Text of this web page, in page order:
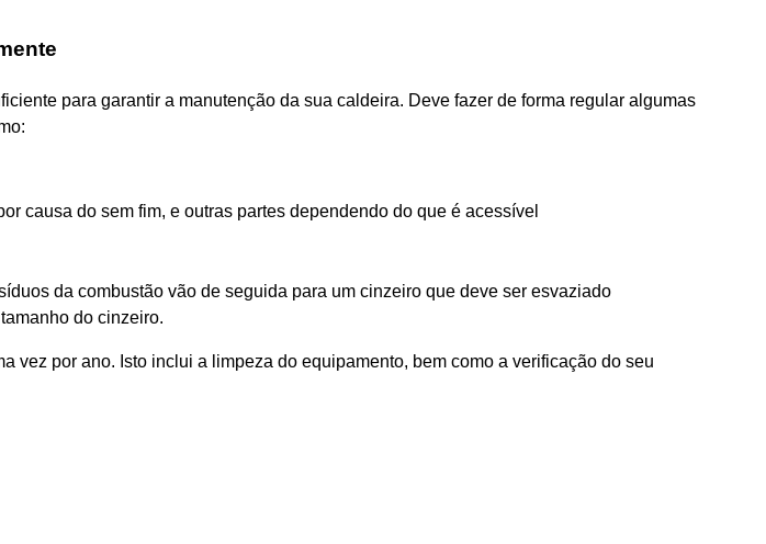
para garantir a manutenção da sua caldeira. Deve fazer de forma regular algumas
causa do sem fim, e outras partes dependendo do que é acessível
da combustão vão de seguida para um cinzeiro que deve ser esvaziado
do cinzeiro.
vez por ano. Isto inclui a limpeza do equipamento, bem como a verificação do seu